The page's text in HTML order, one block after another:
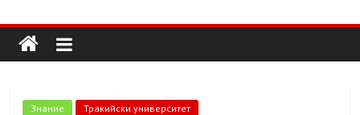
to
content
Долап
БГ
култура|
Знание Тракийски университет